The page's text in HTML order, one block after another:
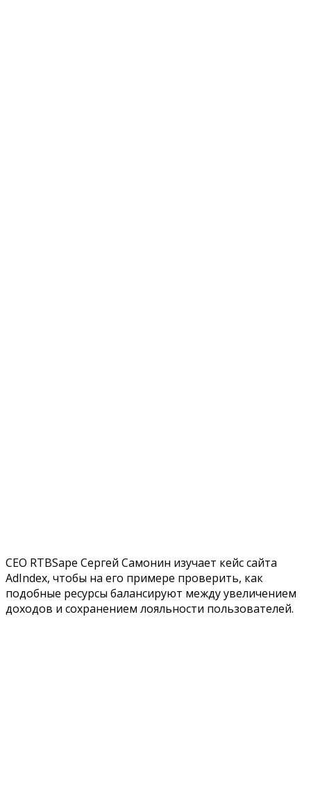
CEO RTBSape Сергей Самонин изучает кейс сайта
AdIndex, чтобы на его примере проверить, как
подобные ресурсы балансируют между увеличением
доходов и сохранением лояльности пользователей.